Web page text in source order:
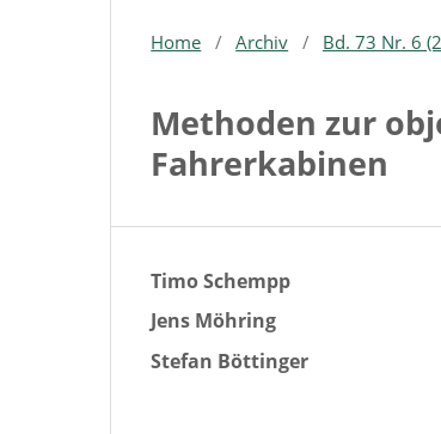
Home / Archiv / Bd. 73 Nr. 6
Methoden zur
Fahrerkabinen
Timo Schempp
Jens Möhring
Stefan Böttinger